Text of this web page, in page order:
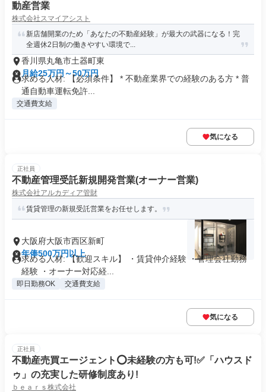
動産営業
株式会社スマイアシスト
新店舗開業のため「あなたの不動産経験」が最大の武器になる！完
全週休2日制の働きやすい環境で...
香川県丸亀市土器町東
月給25万円～50万円
求める人材: 【必須条件】 * 不動産業界での経験のある方 * 普
通自動車運転免許...
交通費支給
気になる
正社員
不動産管理受託新規開発営業(オーナー営業)
株式会社アルカディア管財
賃貸管理の新規受託営業をお任せします。
大阪府大阪市西区新町
年俸500万円以上
求める人材: 【歓迎スキル】 ・賃貸仲介経験 ・管理会社勤務
経験 ・オーナー対応経...
即日勤務OK 交通費支給
気になる
正社員
不動産売買エージェント⭕️未経験の方も可!✅「ハウスド
ゥ」の充実した研修制度あり!
ｂｅａｒｓ株式会社